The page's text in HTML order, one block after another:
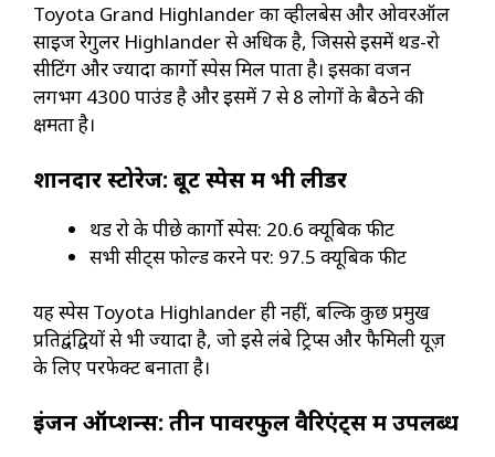
Toyota Grand Highlander का व्हीलबेस और ओवरऑल
साइज रेगुलर Highlander से अधिक है, जिससे इसमें थर्ड-रो
सीटिंग और ज्यादा कार्गो स्पेस मिल पाता है। इसका वजन
लगभग 4300 पाउंड है और इसमें 7 से 8 लोगों के बैठने की
क्षमता है।
शानदार स्टोरेज: बूट स्पेस में भी लीडर
थर्ड रो के पीछे कार्गो स्पेस: 20.6 क्यूबिक फीट
सभी सीट्स फोल्ड करने पर: 97.5 क्यूबिक फीट
यह स्पेस Toyota Highlander ही नहीं, बल्कि कुछ प्रमुख
प्रतिद्वंद्वियों से भी ज्यादा है, जो इसे लंबे ट्रिप्स और फैमिली यूज़
के लिए परफेक्ट बनाता है।
इंजन ऑप्शन्स: तीन पावरफुल वैरिएंट्स में उपलब्ध